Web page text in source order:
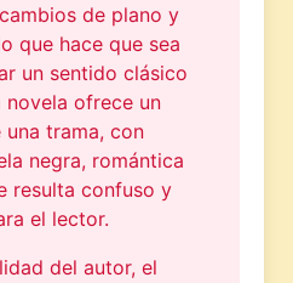
de plano y
que hace que sea
un sentido clásico
novela ofrece un
una trama, con
negra, romántica
resulta confuso y
el lector.
del autor, el